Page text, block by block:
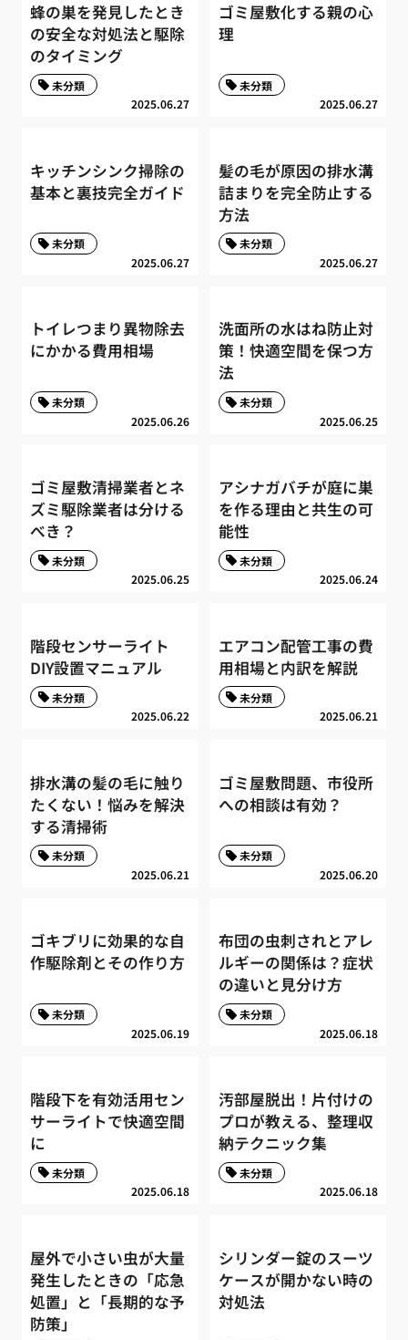
蜂の巣を発見したとき
の安全な対処法と駆除
のタイミング
2025.06.27
未分類
ゴミ屋敷化する親の心
理
2025.06.27
未分類
キッチンシンク掃除の
基本と裏技完全ガイド
2025.06.27
未分類
髪の毛が原因の排水溝
詰まりを完全防止する
方法
2025.06.27
未分類
トイレつまり異物除去
にかかる費用相場
2025.06.26
未分類
洗面所の水はね防止対
策！快適空間を保つ方
法
2025.06.25
未分類
ゴミ屋敷清掃業者とネ
ズミ駆除業者は分ける
べき？
2025.06.25
未分類
アシナガバチが庭に巣
を作る理由と共生の可
能性
2025.06.24
未分類
階段センサーライト
DIY設置マニュアル
2025.06.22
未分類
エアコン配管工事の費
用相場と内訳を解説
2025.06.21
未分類
排水溝の髪の毛に触り
たくない！悩みを解決
する清掃術
2025.06.21
未分類
ゴミ屋敷問題、市役所
への相談は有効？
2025.06.20
未分類
ゴキブリに効果的な自
作駆除剤とその作り方
2025.06.19
未分類
布団の虫刺されとアレ
ルギーの関係は？症状
の違いと見分け方
2025.06.18
未分類
階段下を有効活用セン
サーライトで快適空間
に
2025.06.18
未分類
汚部屋脱出！片付けの
プロが教える、整理収
納テクニック集
2025.06.18
未分類
屋外で小さい虫が大量
発生したときの「応急
処置」と「長期的な予
防策」
シリンダー錠のスーツ
ケースが開かない時の
対処法